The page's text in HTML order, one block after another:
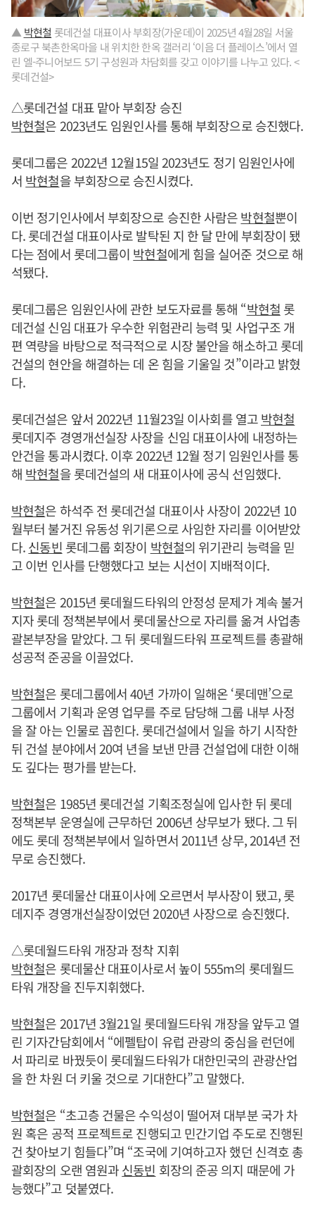
▲ 박현철 롯데건설 대표이사 부회장(가운데)이 2025년 4월28일 서울
종로구 북촌한옥마을 내 위치한 한옥 갤러리 ‘이음 더 플레이스’에서 열
린 엘-주니어보드 5기 구성원과 차담회를 갖고 이야기를 나누고 있다. <
롯데건설>
△롯데건설 대표 맡아 부회장 승진
박현철은 2023년도 임원인사를 통해 부회장으로 승진했다.
롯데그룹은 2022년 12월15일 2023년도 정기 임원인사에
서 박현철을 부회장으로 승진시켰다.
이번 정기인사에서 부회장으로 승진한 사람은박현철뿐이
다. 롯데건설 대표이사로 발탁된 지 한 달 만에 부회장이 됐
다는 점에서 롯데그룹이 박현철에게 힘을 실어준 것으로 해
석됐다.
롯데그룹은 임원인사에 관한 보도자료를 통해 “박현철롯
데건설 신임 대표가 우수한 위험관리 능력 및 사업구조 개
편 역량을 바탕으로 적극적으로 시장 불안을 해소하고 롯데
건설의 현안을 해결하는 데 온 힘을 기울일 것”이라고 밝혔
다.
롯데건설은 앞서 2022년 11월23일 이사회를 열고박현철
롯데지주 경영개선실장 사장을 신임 대표이사에 내정하는
안건을 통과시켰다. 이후 2022년 12월 정기 임원인사를 통
해 박현철을 롯데건설의 새 대표이사에 공식 선임했다.
박현철은 하석주 전 롯데건설 대표이사 사장이 2022년 10
월부터 불거진 유동성 위기론으로 사임한 자리를 이어받았
다.신동빈롯데그룹 회장이 박현철의 위기관리 능력을 믿
고 이번 인사를 단행했다고 보는 시선이 지배적이다.
박현철은 2015년 롯데월드타워의 안정성 문제가 계속 불거
지자 롯데 정책본부에서 롯데물산으로 자리를 옮겨 사업총
괄본부장을 맡았다. 그 뒤 롯데월드타워 프로젝트를 총괄해
성공적 준공을 이끌었다.
박현철은 롯데그룹에서 40년 가까이 일해온 ‘롯데맨’으로
그룹에서 기획과 운영 업무를 주로 담당해 그룹 내부 사정
을 잘 아는 인물로 꼽힌다. 롯데건설에서 일을 하기 시작한
뒤 건설 분야에서 20여 년을 보낸 만큼 건설업에 대한 이해
도 깊다는 평가를 받는다.
박현철은 1985년 롯데건설 기획조정실에 입사한 뒤 롯데
정책본부 운영실에 근무하던 2006년 상무보가 됐다. 그 뒤
에도 롯데 정책본부에서 일하면서 2011년 상무, 2014년 전
무로 승진했다.
2017년 롯데물산 대표이사에 오르면서 부사장이 됐고, 롯
데지주 경영개선실장이었던 2020년 사장으로 승진했다.
△롯데월드타워 개장과 정착 지휘
박현철은 롯데물산 대표이사로서 높이 555m의 롯데월드
타워 개장을 진두지휘했다.
박현철은 2017년 3월21일 롯데월드타워 개장을 앞두고 열
린 기자간담회에서 “에펠탑이 유럽 관광의 중심을 런던에
서 파리로 바꿨듯이 롯데월드타워가 대한민국의 관광산업
을 한 차원 더 키울 것으로 기대한다”고 말했다.
박현철은 “초고층 건물은 수익성이 떨어져 대부분 국가 차
원 혹은 공적 프로젝트로 진행되고 민간기업 주도로 진행된
건 찾아보기 힘들다”며 “조국에 기여하고자 했던 신격호 총
괄회장의 오랜 염원과신동빈 회장의 준공 의지 때문에 가
능했다”고 덧붙였다.